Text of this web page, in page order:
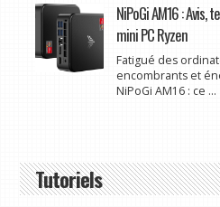
NiPoGi AM16 :
mini PC Ryzen
Fatigué des
encombrants et
NiPoGi AM16 : ce ...
Tutoriels